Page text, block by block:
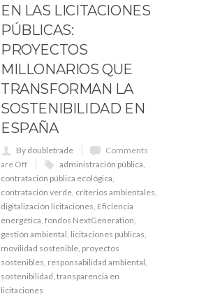
EN LAS LICITACIONES
PÚBLICAS:
PROYECTOS
MILLONARIOS QUE
TRANSFORMAN LA
SOSTENIBILIDAD EN
ESPAÑA
By doubletrade
Comments
are Off
administración pública
contratación pública ecológica
contratación verde criterios ambientales
digitalización licitaciones Eficiencia
energética fondos NextGeneration
gestión ambiental licitaciones públicas
movilidad sostenible proyectos
sostenibles responsabilidad ambiental
sostenibilidad transparencia en
licitaciones